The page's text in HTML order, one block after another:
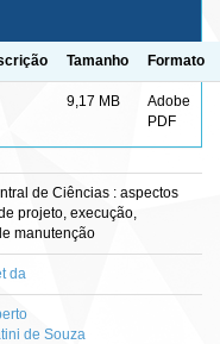
Tamanho Formato
9,17 MB
Adobe
PDF
de Ciências : aspectos
projeto, execução,
manutenção
da
de Souza